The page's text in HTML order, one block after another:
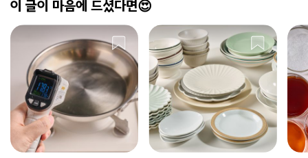
이 글이 마음에 드셨다면😍